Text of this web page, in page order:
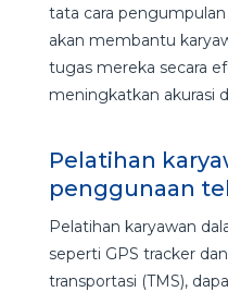
tata cara
akan membantu
tugas mereka secara
meningkatkan akurasi
Pelatihan
penggunaan
Pelatihan karyawan
seperti GPS tracker
transportasi (TMS),